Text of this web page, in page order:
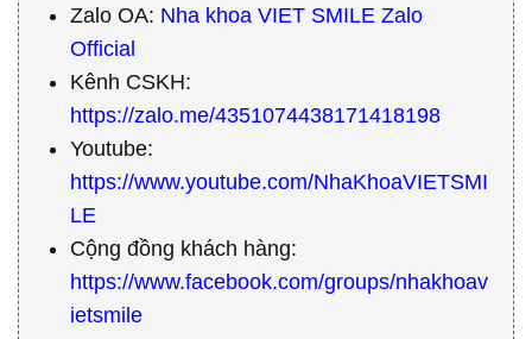
Zalo OA: Nha khoa VIET SMILE Zalo
Official
Kênh CSKH:
https://zalo.me/4351074438171418198
Youtube:
https://www.youtube.com/NhaKhoaVIETSMI
LE
Cộng đồng khách hàng:
https://www.facebook.com/groups/nhakhoav
ietsmile